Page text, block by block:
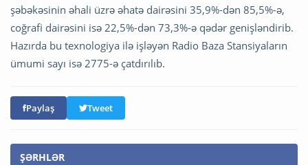
şəbəkəsinin əhali üzrə əhatə dairəsini 35,9%-dən 85,5%-ə,
coğrafi dairəsini isə 22,5%-dən 73,3%-ə qədər genişləndirib.
Hazırda bu texnologiya ilə işləyən Radio Baza Stansiyaların
ümumi sayı isə 2775-ə çatdırılıb.
Paylaş Tweet
ŞƏRHLƏR